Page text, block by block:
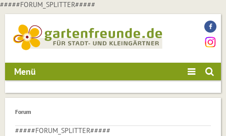
#####FORUM_SPLITTER#####
Menü
Forum
#####FORUM_SPLITTER#####